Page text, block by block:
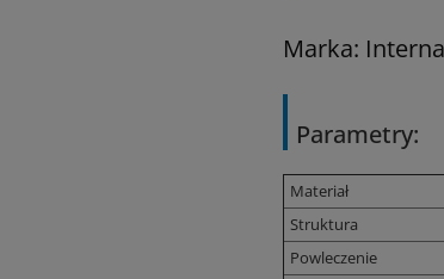
Marka:
Parametry:
Materiał
Struktura
Powleczenie